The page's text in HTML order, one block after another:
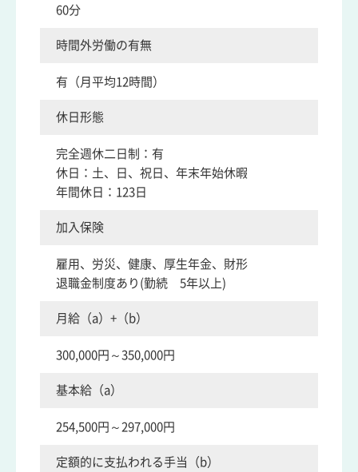
60分
時間外労働の有無
有（月平均12時間）
休日形態
完全週休二日制：有
休日：土、日、祝日、年末年始休暇
年間休日：123日
加入保険
雇用、労災、健康、厚生年金、財形
退職金制度あり(勤続 5年以上)
月給（a）+（b）
300,000円～350,000円
基本給（a）
254,500円～297,000円
定額的に支払われる手当（b）